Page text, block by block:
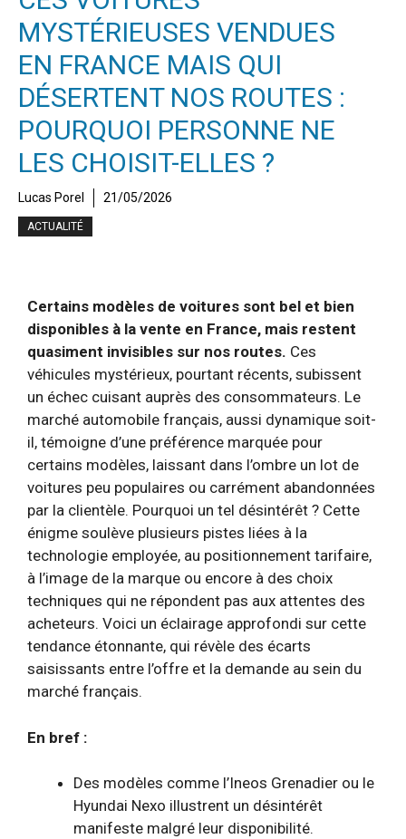
MYSTÉRIEUSES VENDUES
EN FRANCE MAIS QUI
DÉSERTENT NOS ROUTES :
POURQUOI PERSONNE NE
LES CHOISIT-ELLES ?
Lucas Porel 21/05/2026
ACTUALITÉ
Certains modèles de voitures sont bel et bien
disponibles à la vente en France, mais restent
quasiment invisibles sur nos routes. Ces
véhicules mystérieux, pourtant récents, subissent
un échec cuisant auprès des consommateurs. Le
marché automobile français, aussi dynamique soit-
il, témoigne d’une préférence marquée pour
certains modèles, laissant dans l’ombre un lot de
voitures peu populaires ou carrément abandonnées
par la clientèle. Pourquoi un tel désintérêt ? Cette
énigme soulève plusieurs pistes liées à la
technologie employée, au positionnement tarifaire,
à l’image de la marque ou encore à des choix
techniques qui ne répondent pas aux attentes des
acheteurs. Voici un éclairage approfondi sur cette
tendance étonnante, qui révèle des écarts
saisissants entre l’offre et la demande au sein du
marché français.
En bref :
Des modèles comme l’Ineos Grenadier ou le
Hyundai Nexo illustrent un désintérêt
manifeste malgré leur disponibilité.